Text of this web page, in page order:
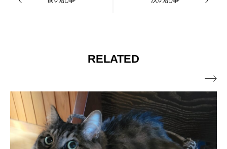
RELATED
